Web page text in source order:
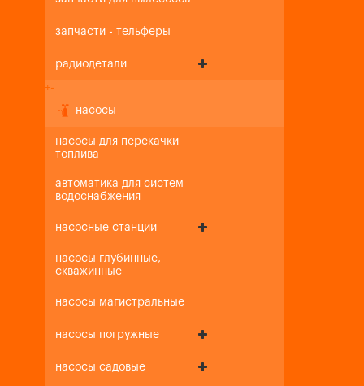
запчасти - тельферы
радиодетали
+-
насосы
насосы для перекачки
топлива
автоматика для систем
водоснабжения
насосные станции
насосы глубинные,
скважинные
насосы магистральные
насосы погружные
насосы садовые